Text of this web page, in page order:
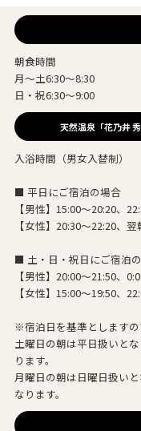
朝食時間
月～土6:30～8:30
日・祝6:30～9:00
天然温泉「花乃井
入浴時間（男女入替制）
■ 平日にご宿泊の場合
【男性】15:00～20:20、
【女性】20:30～22:20、
■ 土・日・祝日にご宿泊
【男性】20:00～21:50、
【女性】15:00～19:50、
※宿泊日を基準としますの
土曜日の朝は平日扱いと
ります。
月曜日の朝は日曜日扱い
なります。